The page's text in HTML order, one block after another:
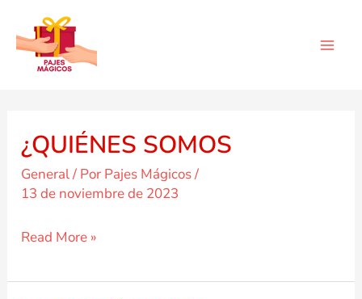
contenido
¿QUIÉNES SOMOS
General/ Por Pajes Mágicos/
13 de noviembre de 2023
¿QUIÉNES
Read More »